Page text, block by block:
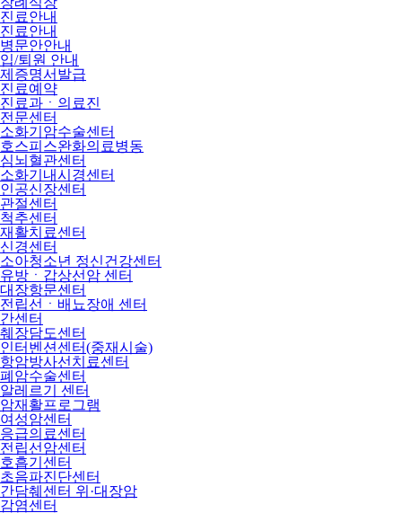
진료안내
진료안내
병문안안내
입/퇴원 안내
제증명서발급
진료예약
진료과ㆍ의료진
전문센터
소화기암수술센터
호스피스완화의료병동
심뇌혈관센터
소화기내시경센터
인공신장센터
관절센터
척추센터
재활치료센터
신경센터
소아청소년 정신건강센터
유방ㆍ갑상선암 센터
대장항문센터
전립선ㆍ배뇨장애 센터
간센터
췌장담도센터
인터벤션센터(중재시술)
항암방사선치료센터
폐암수술센터
알레르기 센터
암재활프로그램
여성암센터
응급의료센터
전립선암센터
호흡기센터
초음파진단센터
간담췌센터 위·대장암
감염센터